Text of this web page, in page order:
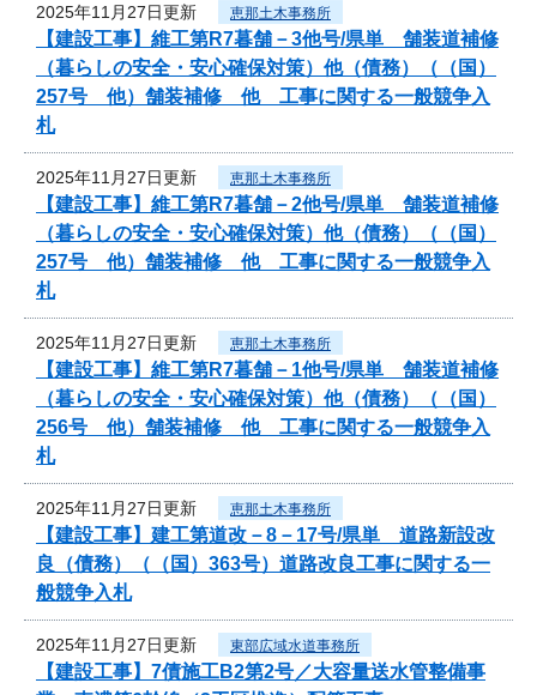
2025年11月27日更新 恵那土木事務所
【建設工事】維工第R7暮舗－3他号/県単 舗装道補修
（暮らしの安全・安心確保対策）他（債務）（（国）
257号 他）舗装補修 他 工事に関する一般競争入
札
2025年11月27日更新 恵那土木事務所
【建設工事】維工第R7暮舗－2他号/県単 舗装道補修
（暮らしの安全・安心確保対策）他（債務）（（国）
257号 他）舗装補修 他 工事に関する一般競争入
札
2025年11月27日更新 恵那土木事務所
【建設工事】維工第R7暮舗－1他号/県単 舗装道補修
（暮らしの安全・安心確保対策）他（債務）（（国）
256号 他）舗装補修 他 工事に関する一般競争入
札
2025年11月27日更新 恵那土木事務所
【建設工事】建工第道改－8－17号/県単 道路新設改
良（債務）（（国）363号）道路改良工事に関する一
般競争入札
2025年11月27日更新 東部広域水道事務所
【建設工事】7債施工B2第2号／大容量送水管整備事